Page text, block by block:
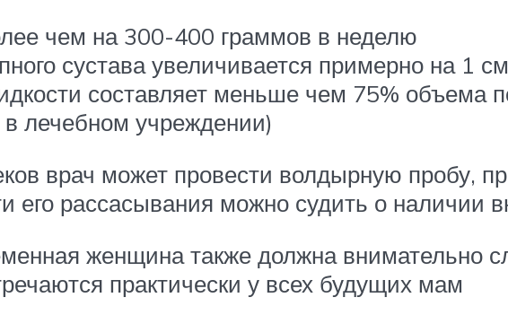
чем на 300-400 граммов в неделю
сустава увеличивается примерно на 1
составляет меньше чем 75% объема
лечебном учреждении)
врач может провести волдырную пробу,
его рассасывания можно судить о наличии
женщина также должна внимательно
практически у всех будущих мам